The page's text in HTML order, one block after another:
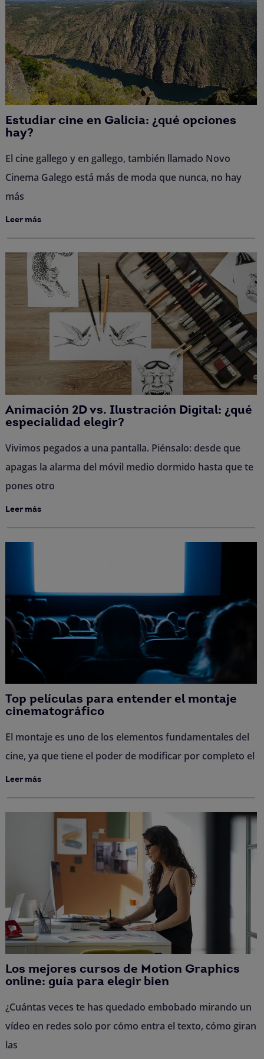
Estudiar cine en Galicia: ¿qué opciones
hay?
El cine gallego y en gallego, también llamado Novo
Cinema Galego está más de moda que nunca, no hay
más
Leer más
Animación 2D vs. Ilustración Digital: ¿qué
especialidad elegir?
Vivimos pegados a una pantalla. Piénsalo: desde que
apagas la alarma del móvil medio dormido hasta que te
pones otro
Leer más
Top películas para entender el montaje
cinematográfico
El montaje es uno de los elementos fundamentales del
cine, ya que tiene el poder de modificar por completo el
Leer más
Los mejores cursos de Motion Graphics
online: guía para elegir bien
¿Cuántas veces te has quedado embobado mirando un
vídeo en redes solo por cómo entra el texto, cómo giran
las